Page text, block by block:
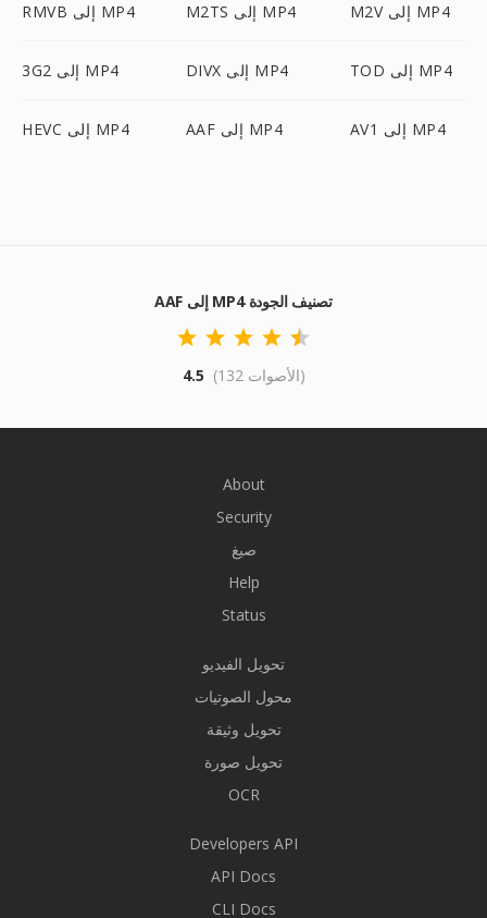
RMVB إلى MP4 M2TS إلى MP4 M2V إلى MP4
3G2 إلى MP4 DIVX إلى MP4 TOD إلى MP4
HEVC إلى MP4 AAF إلى MP4 AV1 إلى MP4
AAF إلى MP4 تصنيف الجودة
4.5 (132 الأصوات)
About
Security
صيغ
Help
Status
تحويل الفيديو
محول الصوتيات
تحويل وثيقة
تحويل صورة
OCR
Developers API
API Docs
CLI Docs